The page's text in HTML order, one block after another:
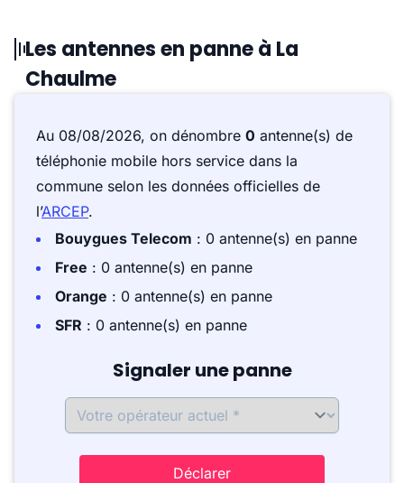
Les antennes en panne à La
Chaulme
Au 08/08/2026, on dénombre 0 antenne(s) de
téléphonie mobile hors service dans la
commune selon les données officielles de
l’ARCEP.
Bouygues Telecom : 0 antenne(s) en panne
Free : 0 antenne(s) en panne
Orange : 0 antenne(s) en panne
SFR : 0 antenne(s) en panne
Signaler une panne
Déclarer